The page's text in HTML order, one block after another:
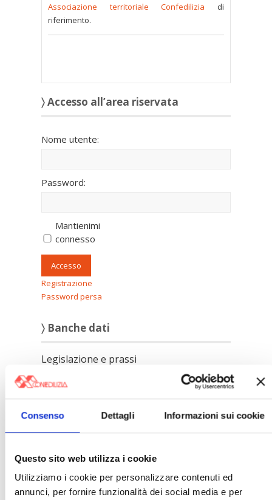
Consenso Dettagli Informazioni sui cookie
Questo sito web utilizza i cookie
Utilizziamo i cookie per personalizzare contenuti ed
annunci, per fornire funzionalità dei social media e per
Associazione territoriale Confedilizia di
riferimento.
〉 Accesso all’area riservata
Nome utente:
Password:
Mantienimi
connesso
Accesso
Registrazione
Password persa
〉 Banche dati
Legislazione e prassi
»Prassi
Giurisprudenza
»Corte Costituzionale
»Locazione ad uso diverso dall'abitativo
»Raccolta Confedilizia notizie
Novità